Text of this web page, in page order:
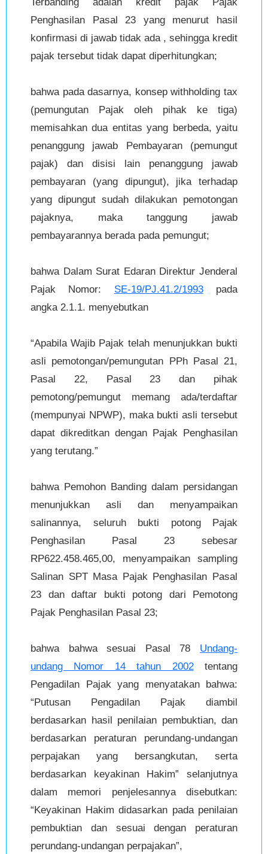
Penghasilan Pasal 23 yang menurut hasil
konfirmasi di jawab tidak ada , sehingga kredit
pajak tersebut tidak dapat diperhitungkan;
bahwa pada dasarnya, konsep withholding tax
(pemungutan Pajak oleh pihak ke tiga)
memisahkan dua entitas yang berbeda, yaitu
penanggung jawab Pembayaran (pemungut
pajak) dan disisi lain penanggung jawab
pembayaran (yang dipungut), jika terhadap
yang dipungut sudah dilakukan pemotongan
pajaknya, maka tanggung jawab
pembayarannya berada pada pemungut;
bahwa Dalam Surat Edaran Direktur Jenderal
Pajak Nomor: SE-19/PJ.41.2/1993pada
angka 2.1.1. menyebutkan
“Apabila Wajib Pajak telah menunjukkan bukti
asli pemotongan/pemungutan PPh Pasal 21,
Pasal 22, Pasal 23 dan pihak
pemotong/pemungut memang ada/terdaftar
(mempunyai NPWP), maka bukti asli tersebut
dapat dikreditkan dengan Pajak Penghasilan
yang terutang.”
bahwa Pemohon Banding dalam persidangan
menunjukkan asli dan menyampaikan
salinannya, seluruh bukti potong Pajak
Penghasilan Pasal 23 sebesar
RP622.458.465,00, menyampaikan sampling
Salinan SPT Masa Pajak Penghasilan Pasal
23 dan daftar bukti potong dari Pemotong
Pajak Penghasilan Pasal 23;
bahwa bahwa sesuai Pasal 78 Undang-
undang Nomor 14 tahun 2002tentang
Pengadilan Pajak yang menyatakan bahwa:
“Putusan Pengadilan Pajak diambil
berdasarkan hasil penilaian pembuktian, dan
berdasarkan peraturan perundang-undangan
perpajakan yang bersangkutan, serta
berdasarkan keyakinan Hakim” selanjutnya
dalam memori penjelesannya disebutkan:
“Keyakinan Hakim didasarkan pada penilaian
pembuktian dan sesuai dengan peraturan
perundang-undangan perpajakan”,